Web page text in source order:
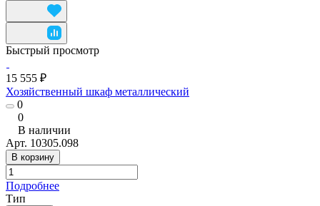
Быстрый просмотр
15 555 ₽
Хозяйственный шкаф металлический
0
0
В наличии
Арт. 10305.098
В корзину
Подробнее
Тип